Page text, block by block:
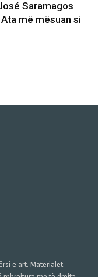
Saramagos
më mësuan si
e art. Materialet,